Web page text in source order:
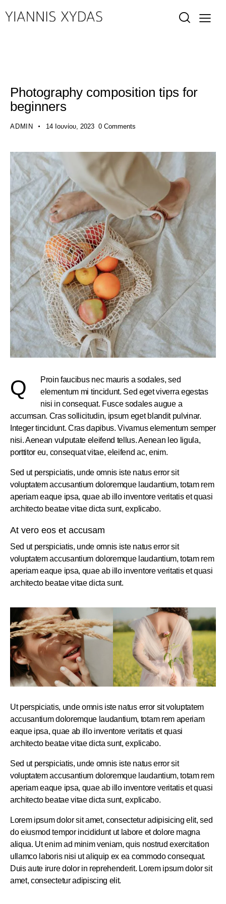
Photography composition tips for
beginners
ADMIN 14 Ιουνίου, 2023 0 Comments
Q
Proin faucibus nec mauris a sodales, sed
elementum mi tincidunt. Sed eget viverra egestas
nisi in consequat. Fusce sodales augue a
accumsan. Cras sollicitudin, ipsum eget blandit pulvinar.
Integer tincidunt. Cras dapibus. Vivamus elementum semper
nisi. Aenean vulputate eleifend tellus. Aenean leo ligula,
porttitor eu, consequat vitae, eleifend ac, enim.
Sed ut perspiciatis, unde omnis iste natus error sit
voluptatem accusantium doloremque laudantium, totam rem
aperiam eaque ipsa, quae ab illo inventore veritatis et quasi
architecto beatae vitae dicta sunt, explicabo.
At vero eos et accusam
Sed ut perspiciatis, unde omnis iste natus error sit
voluptatem accusantium doloremque laudantium, totam rem
aperiam eaque ipsa, quae ab illo inventore veritatis et quasi
architecto beatae vitae dicta sunt.
Ut perspiciatis, unde omnis iste natus error sit voluptatem
accusantium doloremque laudantium, totam rem aperiam
eaque ipsa, quae ab illo inventore veritatis et quasi
architecto beatae vitae dicta sunt, explicabo.
Sed ut perspiciatis, unde omnis iste natus error sit
voluptatem accusantium doloremque laudantium, totam rem
aperiam eaque ipsa, quae ab illo inventore veritatis et quasi
architecto beatae vitae dicta sunt, explicabo.
Lorem ipsum dolor sit amet, consectetur adipisicing elit, sed
do eiusmod tempor incididunt ut labore et dolore magna
aliqua. Ut enim ad minim veniam, quis nostrud exercitation
ullamco laboris nisi ut aliquip ex ea commodo consequat.
Duis aute irure dolor in reprehenderit. Lorem ipsum dolor sit
amet, consectetur adipiscing elit.